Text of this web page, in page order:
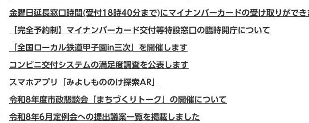
金曜日延長窓口時間(受付18時40分まで)にマイナンバーカードの受け取りができ
【完全予約制】マイナンバーカード交付等特設窓口の臨時開庁について
「全国ローカル鉄道甲子園in三次」を開催します
コンビニ交付システムの満足度調査を公表します
スマホアプリ「みよしもののけ探索AR」
令和8年度市政懇談会「まちづくりトーク」の開催について
令和8年6月定例会への提出議案一覧を掲載しました